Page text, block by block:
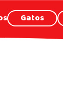
Gatos